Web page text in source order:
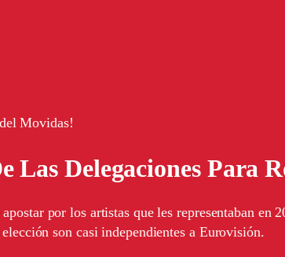
Movidas!
Las Delegaciones Para
por los artistas que les representaban
son casi independientes a Eurovisión.